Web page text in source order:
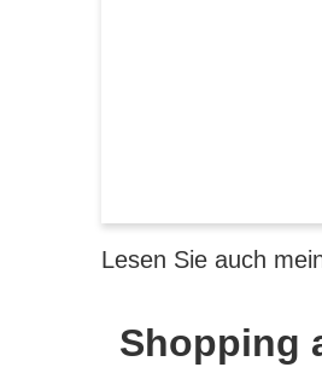
Lesen Sie auch
Shopping